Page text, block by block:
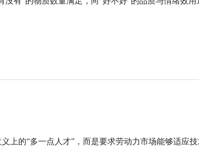
上的“多一点人才”，而是要求劳动力市场能够适应